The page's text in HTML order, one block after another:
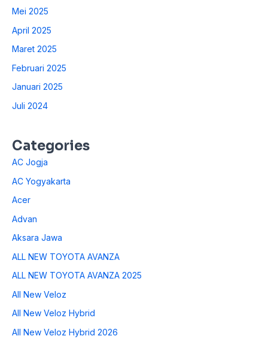
Mei 2025
April 2025
Maret 2025
Februari 2025
Januari 2025
Juli 2024
Categories
AC Jogja
AC Yogyakarta
Acer
Advan
Aksara Jawa
ALL NEW TOYOTA AVANZA
ALL NEW TOYOTA AVANZA 2025
All New Veloz
All New Veloz Hybrid
All New Veloz Hybrid 2026